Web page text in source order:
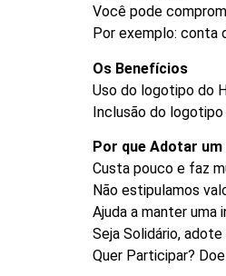
Você pode
Por exemplo: conta
Os Benefícios
Uso do logotipo do
Inclusão do
Por que Adotar
Custa pouco e faz
Não estipulamos
Ajuda a manter uma
Seja Solidário,
Quer Participar?